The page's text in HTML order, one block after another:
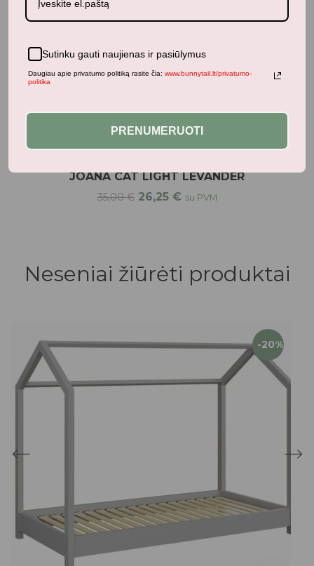
JOANA CAT LIGHT LEVANDER
35,00€ 26,25 € su PVM
Neseniai žiūrėti produktai
-20%
Sutinku gauti naujienas ir pasiūlymus
Daugiau apie privatumo politiką rasite čia: www.bunnytail.lt/privatumo-
politika
PRENUMERUOTI